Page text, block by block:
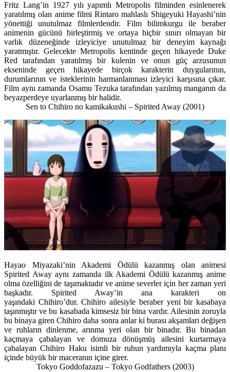
Fritz Lang’in 1927 yılı yapımlı Metropolis filminden esinlenerek
yaratılmış olan anime filmi Rintaro mahlaslı Shigeyuki Hayashi’nin
yönettiği unutulmaz filmlerdendir. Film bilimkurgu ile beraber
animenin gücünü birleştirmiş ve ortaya hiçbir sınırı olmayan bir
varlık düzeneğinde izleyiciye unutulmaz bir deneyim kaynağı
yaratmıştır. Gelecekte Metropolis kentinde geçen hikayede Duke
Red tarafından yaratılmış bir kulenin ve onun güç arzusunun
ekseninde geçen hikayede birçok karakterin duygularının,
durumlarının ve isteklerinin harmanlanması izleyici karşısına çıkar.
Film aynı zamanda Osamu Tezuka tarafından yazılmış manganın da
beyazperdeye uyarlanmış bir halidir.
Sen to Chihiro no kamikakushi – Spirited Away (2001)
Hayao Miyazaki’nin Akademi Ödülü kazanmış olan animesi
Spirited Away aynı zamanda ilk Akademi Ödülü kazanmış anime
olma özelliğini de taşımaktadır ve anime severler için her zaman yeri
başkadır. Spirited Away’in ana karakteri on
yaşındaki Chihiro’dur. Chihiro ailesiyle beraber yeni bir kasabaya
taşınmıştır ve bu kasabada kimsesiz bir bina vardır. Ailesinin zoruyla
bu binaya giren Chihiro daha sonra anlar ki burası akşamları değişen
ve ruhların dinlenme, arınma yeri olan bir binadır. Bu binadan
kaçmaya çabalayan ve domuza dönüşmüş ailesini kurtarmaya
çabalayan Chihiro Haku isimli bir ruhun yardımıyla kaçma planı
içinde büyük bir maceranın içine girer.
Tokyo Goddofazazu – Tokyo Godfathers (2003)